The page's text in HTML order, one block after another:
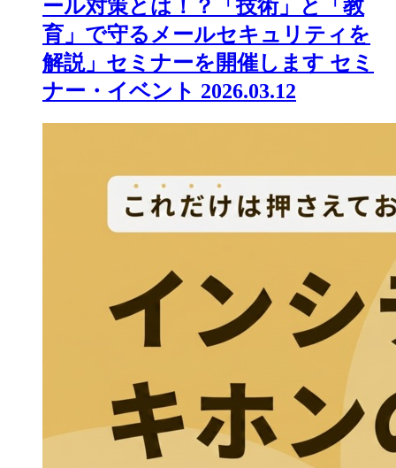
ール対策とは！？「技術」と「教
育」で守るメールセキュリティを
解説」セミナーを開催します セミ
ナー・イベント 2026.03.12